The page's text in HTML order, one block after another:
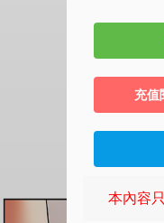
充值
本內容